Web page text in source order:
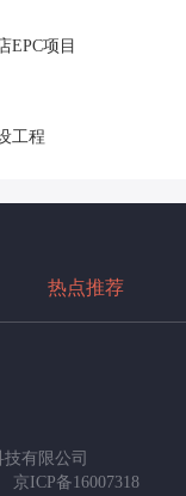
EPC项目
工程
热点推荐
有限公司
京ICP备16007318